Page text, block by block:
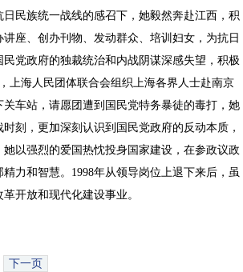
民族统一战线的感召下，她毅然奔赴江西，积
座、创办刊物、发动群众、培训妇女，为抗日
党政府的独裁统治和内战阴谋深感失望，积极
上海人民团体联合会组织上海各界人士赴南京
车站，请愿团遭到国民党特务暴徒的毒打，她
刻，更加深刻认识到国民党政府的反动本质，
以强烈的爱国热忱投身国家建设，在参政议政
力和智慧。1998年从领导岗位上退下来后，虽
开放和现代化建设事业。
下一页